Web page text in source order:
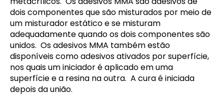
dois componentes que são misturados por meio de
um misturador estático e se misturam
adequadamente quando os dois componentes são
unidos. Os adesivos MMA também estão
disponíveis como adesivos ativados por superfície,
nos quais um iniciador é aplicado em uma
superfície e a resina na outra. A cura é iniciada
depois da união.